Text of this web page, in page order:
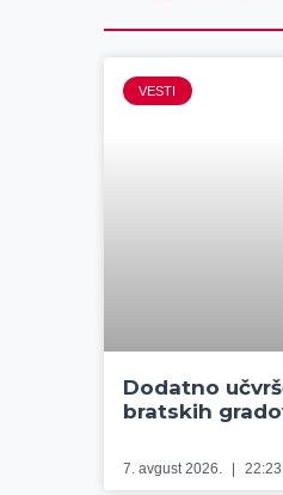
VESTI
Dodatno
bratskih
7. avgust 2026. 22:23